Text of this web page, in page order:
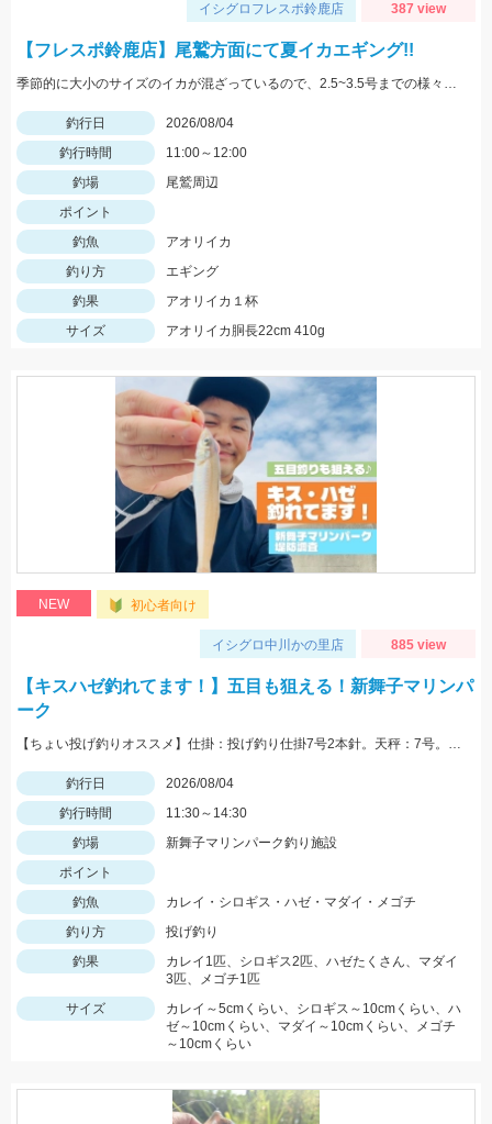
イシグロフレスポ鈴鹿店 387 view
【フレスポ鈴鹿店】尾鷲方面にて夏イカエギング!!
季節的に大小のサイズのイカが混ざっているので、2.5~3.5号までの様々なサイズを持っていきましょう!!
釣行日
2026/08/04
釣行時間
11:00～12:00
釣場
尾鷲周辺
ポイント
釣魚
アオリイカ
釣り方
エギング
釣果
アオリイカ１杯
サイズ
アオリイカ胴長22cm 410g
NEW 初心者向け
イシグロ中川かの里店 885 view
【キスハゼ釣れてます！】五目も狙える！新舞子マリンパ
ーク
【ちょい投げ釣りオススメ】仕掛：投げ釣り仕掛7号2本針。天秤：7号。エサ：石ゴカイorゴールドイソメ。誘い方：サビいて止めての繰り返し。
釣行日
2026/08/04
釣行時間
11:30～14:30
釣場
新舞子マリンパーク釣り施設
ポイント
釣魚
カレイ・シロギス・ハゼ・マダイ・メゴチ
釣り方
投げ釣り
釣果
カレイ1匹、シロギス2匹、ハゼたくさん、マダイ
3匹、メゴチ1匹
サイズ
カレイ～5cmくらい、シロギス～10cmくらい、ハ
ゼ～10cmくらい、マダイ～10cmくらい、メゴチ
～10cmくらい